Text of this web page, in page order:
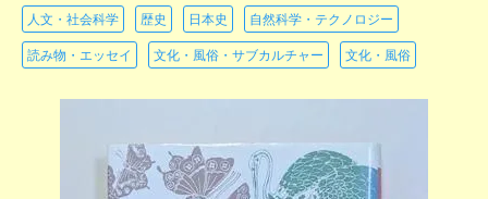
人文・社会科学 歴史 日本史 自然科学・テクノロジー
読み物・エッセイ 文化・風俗・サブカルチャー 文化・風俗